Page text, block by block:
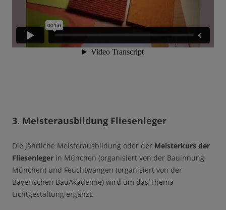
3. Meisterausbildung Fliesenleger
Die jährliche Meisterausbildung oder der Meisterkurs der
Fliesenleger in München (organisiert von der Bauinnung
München) und Feuchtwangen (organisiert von der
Bayerischen BauAkademie) wird um das Thema
Lichtgestaltung ergänzt.